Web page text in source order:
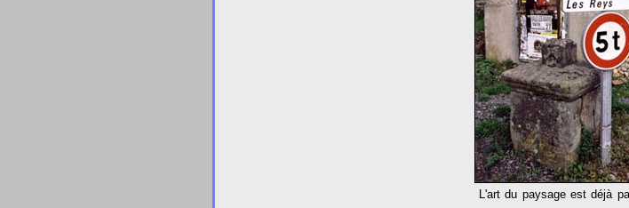
L'art du paysage est déjà